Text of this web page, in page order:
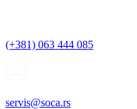
(+381) 063 444 085
servis@soca.rs